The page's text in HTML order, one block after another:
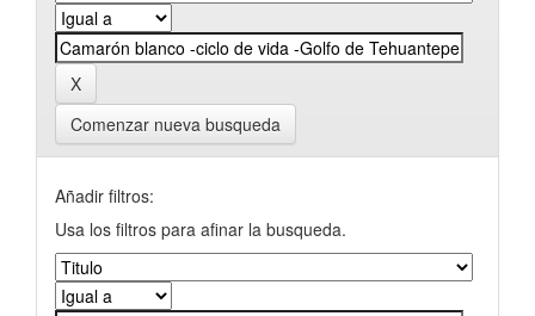
Comenzar nueva busqueda
Añadir filtros:
Usa los filtros para afinar la busqueda.